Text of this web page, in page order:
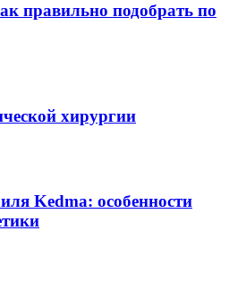
правильно подобрать по
хирургии
Kedma: особенности